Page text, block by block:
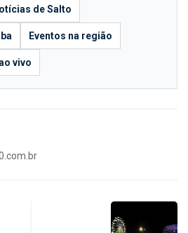
de Salto
Eventos na região
vivo